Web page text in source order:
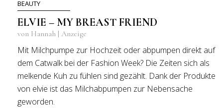
BEAUTY
ELVIE – MY BREAST FRIEND
von Hannah | Anzeige
Mit Milchpumpe zur Hochzeit oder abpumpen direkt auf
dem Catwalk bei der Fashion Week? Die Zeiten sich als
melkende Kuh zu fühlen sind gezählt. Dank der Produkte
von elvie ist das Milchabpumpen zur Nebensache
geworden.